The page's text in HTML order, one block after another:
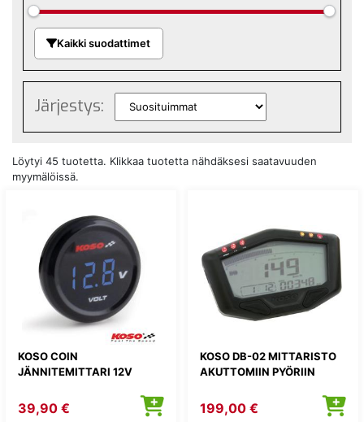
Kaikki suodattimet
Järjestys:
Löytyi 45 tuotetta. Klikkaa tuotetta nähdäksesi saatavuuden
myymälöissä.
KOSO COIN
JÄNNITEMITTARI 12V
39,90 €
KOSO DB-02 MITTARISTO
AKUTTOMIIN PYÖRIIN
199,00 €